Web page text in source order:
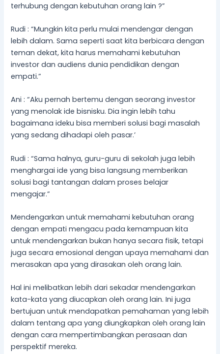
terhubung dengan kebutuhan orang lain ?”
Rudi : “Mungkin kita perlu mulai mendengar dengan
lebih dalam. Sama seperti saat kita berbicara dengan
teman dekat, kita harus memahami kebutuhan
investor dan audiens dunia pendidikan dengan
empati.”
Ani : “Aku pernah bertemu dengan seorang investor
yang menolak ide bisnisku. Dia ingin lebih tahu
bagaimana ideku bisa memberi solusi bagi masalah
yang sedang dihadapi oleh pasar.’
Rudi : “Sama halnya, guru-guru di sekolah juga lebih
menghargai ide yang bisa langsung memberikan
solusi bagi tantangan dalam proses belajar
mengajar.”
Mendengarkan untuk memahami kebutuhan orang
dengan empati mengacu pada kemampuan kita
untuk mendengarkan bukan hanya secara fisik, tetapi
juga secara emosional dengan upaya memahami dan
merasakan apa yang dirasakan oleh orang lain.
Hal ini melibatkan lebih dari sekadar mendengarkan
kata-kata yang diucapkan oleh orang lain. Ini juga
bertujuan untuk mendapatkan pemahaman yang lebih
dalam tentang apa yang diungkapkan oleh orang lain
dengan cara mempertimbangkan perasaan dan
perspektif mereka.